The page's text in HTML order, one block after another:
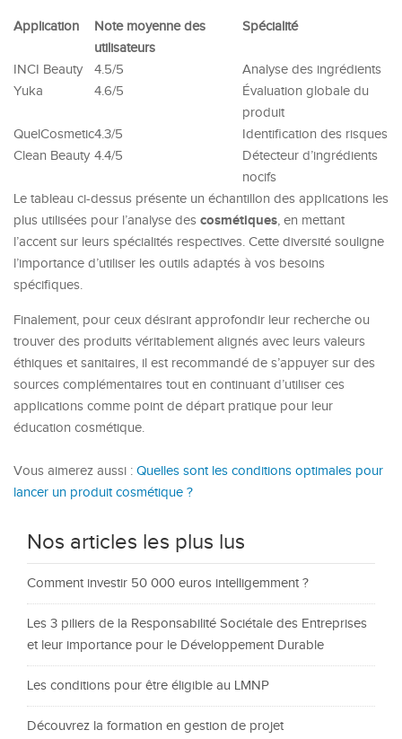
Application
Note moyenne des
utilisateurs
Spécialité
INCI Beauty 4.5/5
Analyse des ingrédients
Yuka
4.6/5
Évaluation globale du
produit
QuelCosmetic4.3/5
Identification des risques
Clean Beauty 4.4/5
Détecteur d’ingrédients
nocifs
Le tableau ci-dessus présente un échantillon des applications les
plus utilisées pour l’analyse des cosmétiques, en mettant
l’accent sur leurs spécialités respectives. Cette diversité souligne
l’importance d’utiliser les outils adaptés à vos besoins
spécifiques.
Finalement, pour ceux désirant approfondir leur recherche ou
trouver des produits véritablement alignés avec leurs valeurs
éthiques et sanitaires, il est recommandé de s’appuyer sur des
sources complémentaires tout en continuant d’utiliser ces
applications comme point de départ pratique pour leur
éducation cosmétique.
Vous aimerez aussi : Quelles sont les conditions optimales pour
lancer un produit cosmétique ?
Nos articles les plus lus
Comment investir 50 000 euros intelligemment ?
Les 3 piliers de la Responsabilité Sociétale des Entreprises
et leur importance pour le Développement Durable
Les conditions pour être éligible au LMNP
Découvrez la formation en gestion de projet